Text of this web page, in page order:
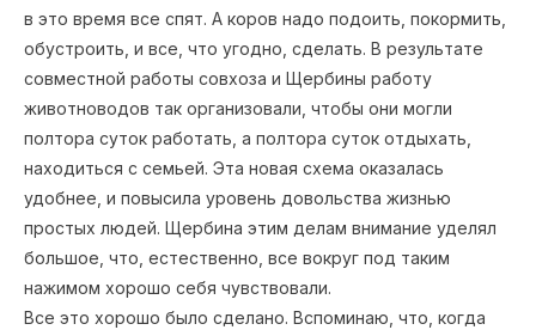
в это время все спят. А коров надо подоить, покормить,
обустроить, и все, что угодно, сделать. В результате
совместной работы совхоза и Щербины работу
животноводов так организовали, чтобы они могли
полтора суток работать, а полтора суток отдыхать,
находиться с семьей. Эта новая схема оказалась
удобнее, и повысила уровень довольства жизнью
простых людей. Щербина этим делам внимание уделял
большое, что, естественно, все вокруг под таким
нажимом хорошо себя чувствовали.
Все это хорошо было сделано. Вспоминаю, что, когда